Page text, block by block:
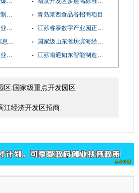
青岛莱西食品谷招商项目
区:国家级重点开发园区
江经济开发区招商